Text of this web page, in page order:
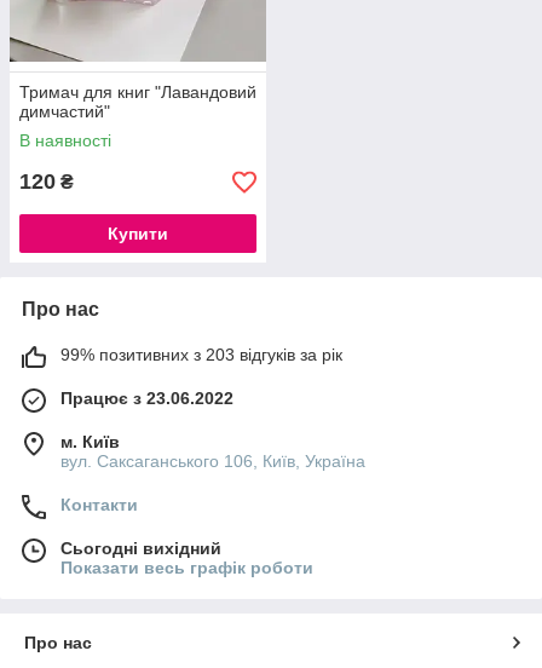
Тримач для книг "Лавандовий
димчастий"
В наявності
120 ₴
Купити
Про нас
99% позитивних з 203 відгуків за рік
Працює з 23.06.2022
м. Київ
вул. Саксаганського 106, Київ, Україна
Контакти
Сьогодні вихідний
Показати весь графік роботи
Про нас